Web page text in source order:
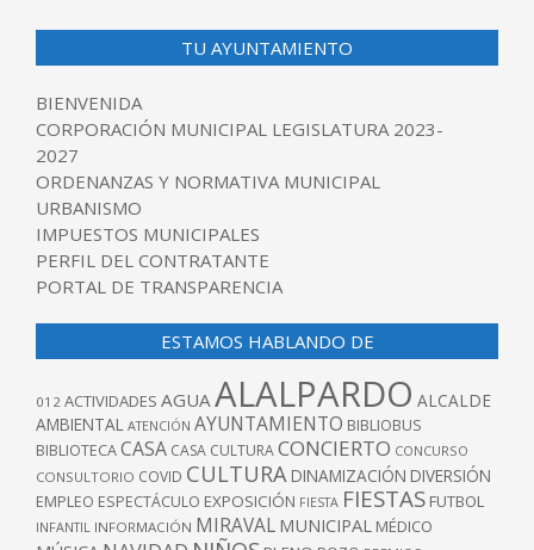
TU AYUNTAMIENTO
BIENVENIDA
CORPORACIÓN MUNICIPAL LEGISLATURA 2023-
2027
ORDENANZAS Y NORMATIVA MUNICIPAL
URBANISMO
IMPUESTOS MUNICIPALES
PERFIL DEL CONTRATANTE
PORTAL DE TRANSPARENCIA
ESTAMOS HABLANDO DE
012 ACTIVIDADES AGUAALALPARDO ALCALDE
AMBIENTAL ATENCIÓN AYUNTAMIENTO BIBLIOBUS
BIBLIOTECACASA CASA CULTURACONCIERTO CONCURSO
CONSULTORIO COVID CULTURA DINAMIZACIÓN DIVERSIÓN
EMPLEO ESPECTÁCULO EXPOSICIÓN FIESTA FIESTAS FUTBOL
INFANTIL INFORMACIÓN MIRAVAL MUNICIPAL MÉDICO